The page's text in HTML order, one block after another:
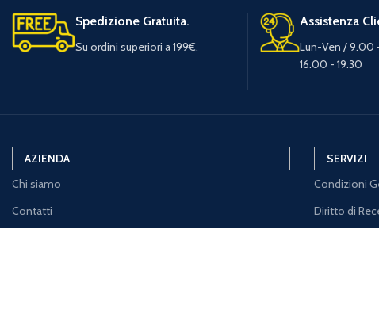
Spedizione Gratuita.
Su ordini superiori a 199€.
Assistenza
Lun-Ven / 9.00
16.00 - 19.30
AZIENDA
Chi siamo
Contatti
SERVIZI
Condizioni
Diritto di